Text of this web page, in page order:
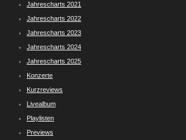
Jahrescharts 2021
Jahrescharts 2022
Jahrescharts 2023
Jahrescharts 2024
Jahrescharts 2025
Konzerte
Kurzreviews
Livealbum
Playlisten
Previews